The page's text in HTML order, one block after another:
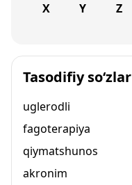
X Y Z
Tasodifiy so‘zlar
uglerodli
fagoterapiya
qiymatshunos
akronim